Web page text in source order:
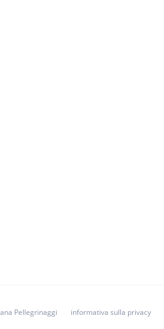
Pellegrinaggi informativa sulla privacy